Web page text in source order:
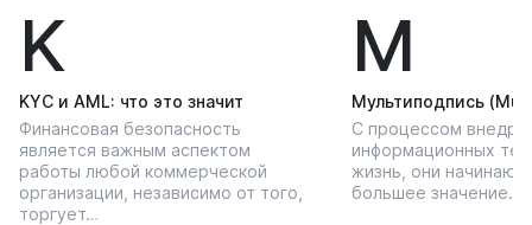
K
KYС и AML: что это значит
Финансовая безопасность
является важным аспектом
работы любой коммерческой
организации, независимо от того,
торгует…
М
Мультиподпись
С процессом
информационных
жизнь, они начинают
большее значение…